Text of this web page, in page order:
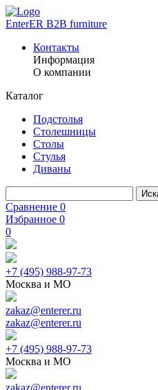
EnterER B2B furniture
Контакты
Информация
О компании
Каталог
Подстолья
Столешницы
Столы
Стулья
Диваны
Сравнение 0
Избранное 0
0
+7 (495) 988-97-73
Москва и МО
zakaz@enterer.ru
zakaz@enterer.ru
+7 (495) 988-97-73
Москва и МО
zakaz@enterer.ru